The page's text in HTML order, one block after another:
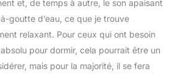
également être
utilisée comme un
humidificateur d’air
non-aromathérapie.
Fournit l’humidité
pour la toux sèche,
et, de temps à autre, le son apaisant
goutte d’eau, ce que je trouve
relaxant. Pour ceux qui ont besoin
absolu pour dormir, cela pourrait être un
mais pour la majorité, il se fera